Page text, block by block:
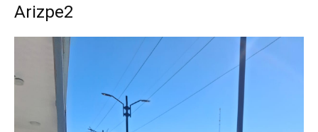
Arizpe2